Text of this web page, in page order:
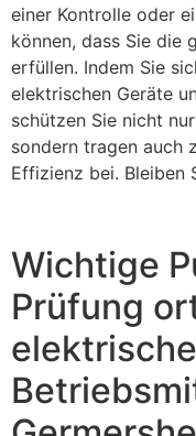
einer Kontrolle oder
können, dass Sie die
erfüllen. Indem Sie
elektrischen Geräte
schützen Sie nicht
sondern tragen auch
Effizienz bei. Bleiben
Wichtige
Prüfung